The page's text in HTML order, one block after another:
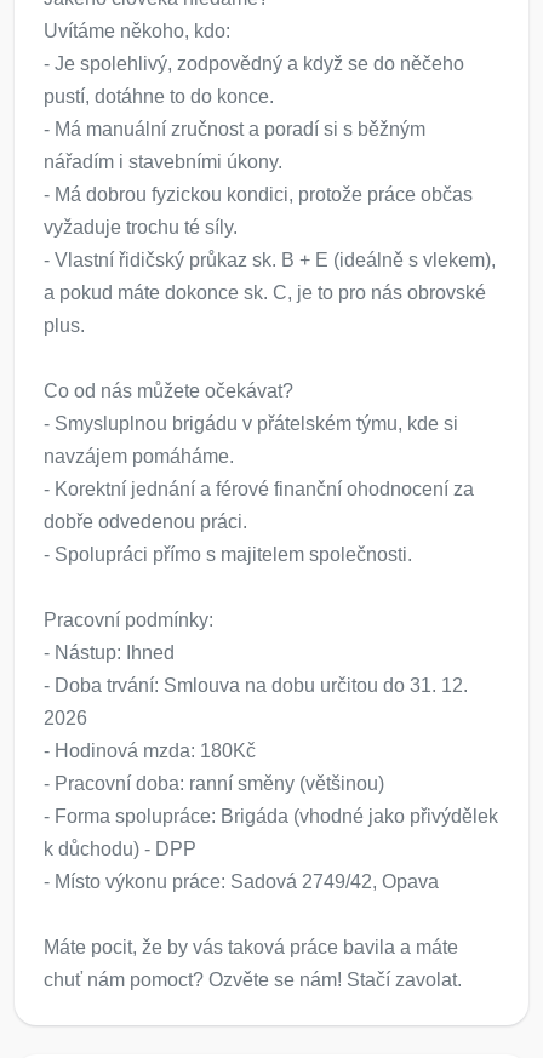
Uvítáme někoho, kdo:
- Je spolehlivý, zodpovědný a když se do něčeho
pustí, dotáhne to do konce.
- Má manuální zručnost a poradí si s běžným
nářadím i stavebními úkony.
- Má dobrou fyzickou kondici, protože práce občas
vyžaduje trochu té síly.
- Vlastní řidičský průkaz sk. B + E (ideálně s vlekem),
a pokud máte dokonce sk. C, je to pro nás obrovské
plus.
Co od nás můžete očekávat?
- Smysluplnou brigádu v přátelském týmu, kde si
navzájem pomáháme.
- Korektní jednání a férové finanční ohodnocení za
dobře odvedenou práci.
- Spolupráci přímo s majitelem společnosti.
Pracovní podmínky:
- Nástup: Ihned
- Doba trvání: Smlouva na dobu určitou do 31. 12.
2026
- Hodinová mzda: 180Kč
- Pracovní doba: ranní směny (většinou)
- Forma spolupráce: Brigáda (vhodné jako přivýdělek
k důchodu) - DPP
- Místo výkonu práce: Sadová 2749/42, Opava
Máte pocit, že by vás taková práce bavila a máte
chuť nám pomoct? Ozvěte se nám! Stačí zavolat.